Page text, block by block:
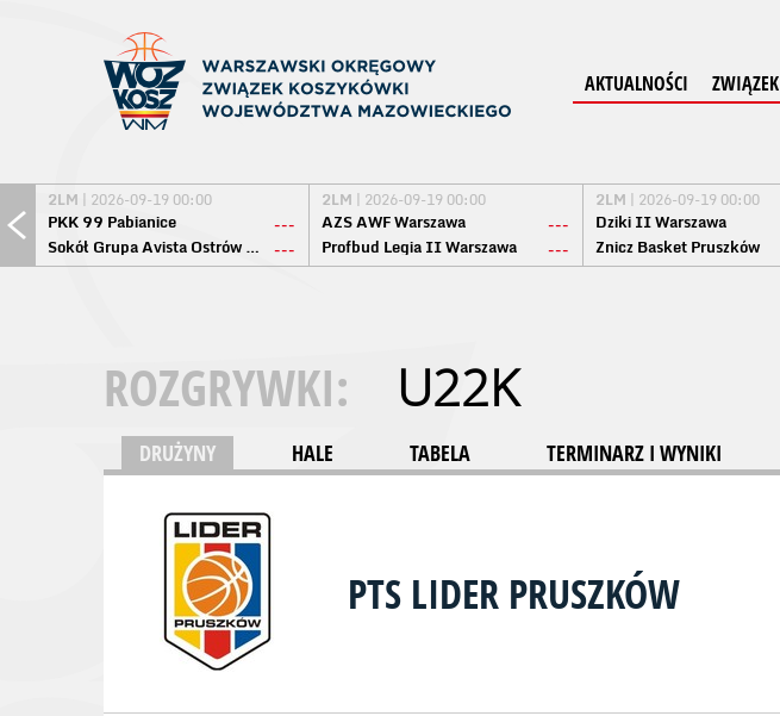
AKTUALNOŚCI ZWIĄZEK
2LM | 2026-09-19 00:00
PKK 99 Pabianice
---
Sokół Grupa Avista Ostrów Maz. ---
2LM | 2026-09-19 00:00
AZS AWF Warszawa
---
Profbud Legia II Warszawa
---
2LM | 2026-09-19 00:00
Dziki II Warszawa
Znicz Basket Pruszków
ROZGRYWKI: U22K
DRUŻYNY HALE TABELA TERMINARZ I WYNIKI
PTS LIDER PRUSZKÓW